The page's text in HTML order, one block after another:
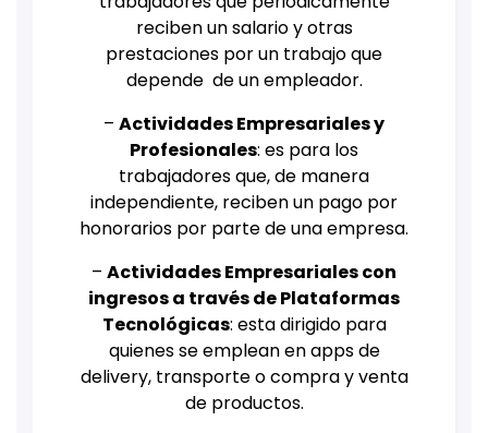
reciben un salario y otras
prestaciones por un trabajo que
depende de un empleador.
– Actividades Empresariales y
Profesionales: es para los
trabajadores que, de manera
independiente, reciben un pago por
honorarios por parte de una empresa.
– Actividades Empresariales con
ingresos a través de Plataformas
Tecnológicas: esta dirigido para
quienes se emplean en apps de
delivery, transporte o compra y venta
de productos.